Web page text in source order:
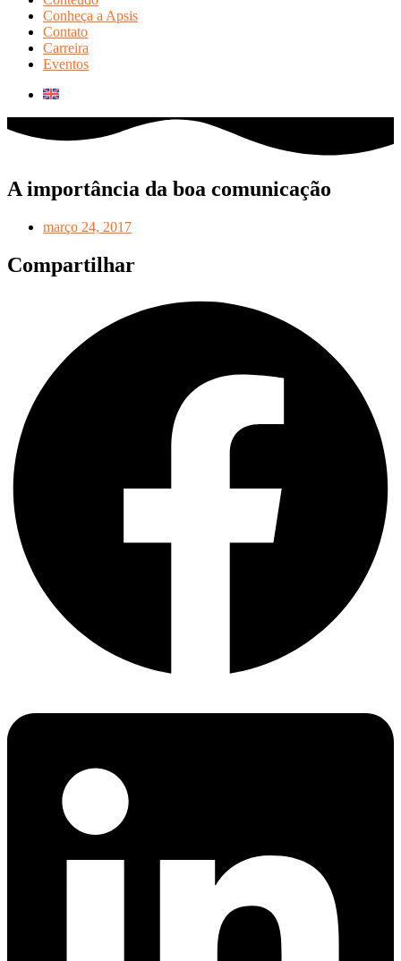
Conheça a Apsis
Contato
Carreira
Eventos
A importância da boa comunicação
março 24, 2017
Compartilhar